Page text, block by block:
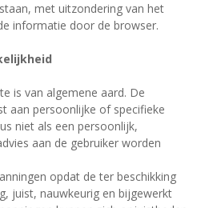
met uitzondering van het
informatie door de browser.
is van algemene aard. De
aan persoonlijke of specifieke
niet als een persoonlijk,
aan de gebruiker worden
opdat de ter beschikking
juist, nauwkeurig en bijgewerkt